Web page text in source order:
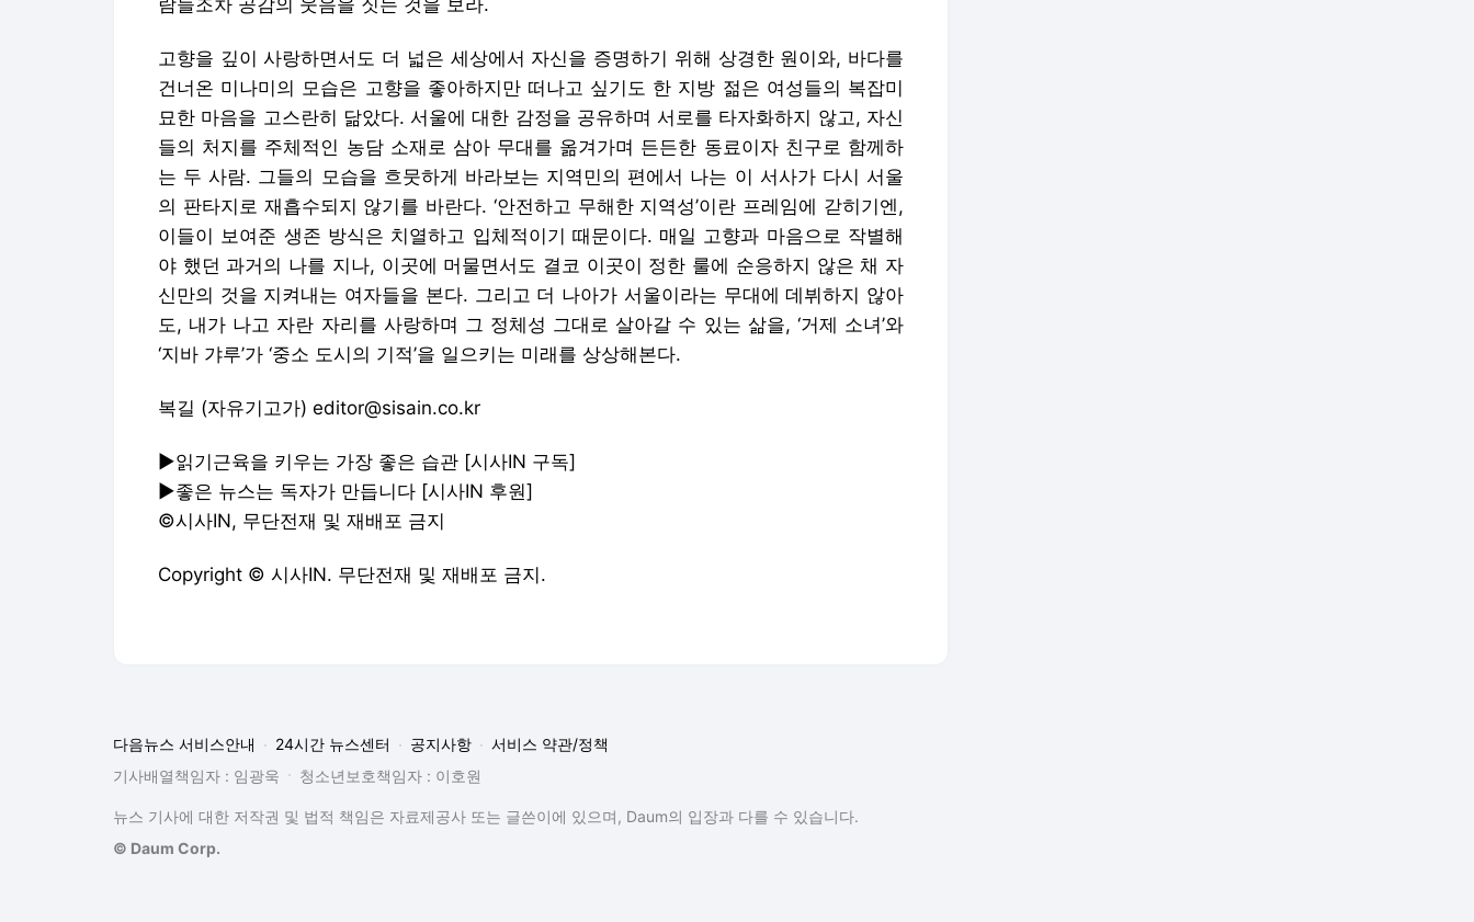
람들조차 공감의 웃음을 짓는 것을 보라.
고향을 깊이 사랑하면서도 더 넓은 세상에서 자신을 증명하기 위해 상경한 원이와, 바다를
건너온 미나미의 모습은 고향을 좋아하지만 떠나고 싶기도 한 지방 젊은 여성들의 복잡미
묘한 마음을 고스란히 닮았다. 서울에 대한 감정을 공유하며 서로를 타자화하지 않고, 자신
들의 처지를 주체적인 농담 소재로 삼아 무대를 옮겨가며 든든한 동료이자 친구로 함께하
는 두 사람. 그들의 모습을 흐뭇하게 바라보는 지역민의 편에서 나는 이 서사가 다시 서울
의 판타지로 재흡수되지 않기를 바란다. ‘안전하고 무해한 지역성’이란 프레임에 갇히기엔,
이들이 보여준 생존 방식은 치열하고 입체적이기 때문이다. 매일 고향과 마음으로 작별해
야 했던 과거의 나를 지나, 이곳에 머물면서도 결코 이곳이 정한 룰에 순응하지 않은 채 자
신만의 것을 지켜내는 여자들을 본다. 그리고 더 나아가 서울이라는 무대에 데뷔하지 않아
도, 내가 나고 자란 자리를 사랑하며 그 정체성 그대로 살아갈 수 있는 삶을, ‘거제 소녀’와
‘지바 갸루’가 ‘중소 도시의 기적’을 일으키는 미래를 상상해본다.
복길 (자유기고가) editor@sisain.co.kr
▶읽기근육을 키우는 가장 좋은 습관 [시사IN 구독]
▶좋은 뉴스는 독자가 만듭니다 [시사IN 후원]
©시사IN, 무단전재 및 재배포 금지
Copyright © 시사IN. 무단전재 및 재배포 금지.
다음뉴스 서비스안내 24시간 뉴스센터 공지사항
서비스 약관/정책
기사배열책임자 : 임광욱
청소년보호책임자 : 이호원
뉴스 기사에 대한 저작권 및 법적 책임은 자료제공사 또는 글쓴이에 있으며, Daum의 입장과 다를 수 있습니다.
© Daum Corp.